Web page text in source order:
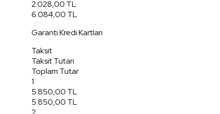
2.028,00 TL
6.084,00 TL
Garanti Kredi Kartları
Taksit
Taksit Tutarı
Toplam Tutar
1
5.850,00 TL
5.850,00 TL